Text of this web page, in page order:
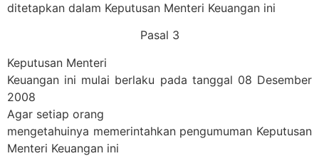
ditetapkan dalam Keputusan Menteri Keuangan ini
Pasal 3
Keputusan Menteri
Keuangan ini mulai berlaku pada tanggal 08 Desember
2008
Agar setiap orang
mengetahuinya memerintahkan pengumuman Keputusan
Menteri Keuangan ini